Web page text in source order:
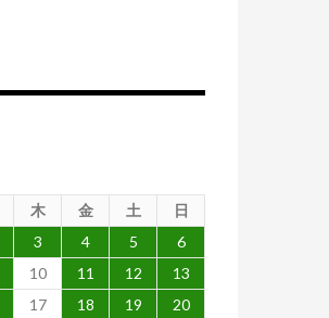
木 金 土
日
3 4 5
6
10 11 12
13
17 18 19
20